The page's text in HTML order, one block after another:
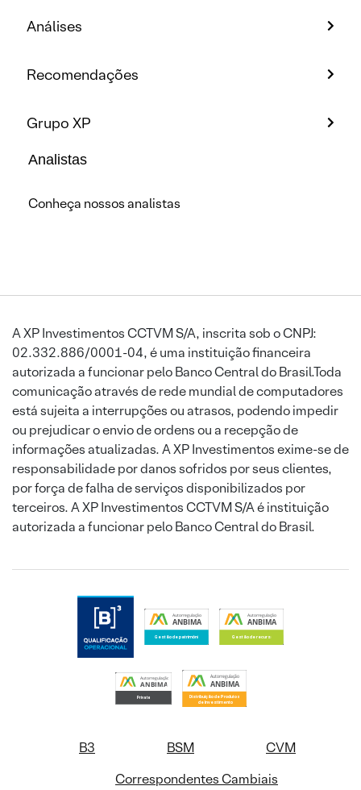
Análises
Recomendações
Grupo XP
Analistas
Conheça nossos analistas
A XP Investimentos CCTVM S/A, inscrita sob o CNPJ:
02.332.886/0001-04, é uma instituição financeira
autorizada a funcionar pelo Banco Central do Brasil.Toda
comunicação através de rede mundial de computadores
está sujeita a interrupções ou atrasos, podendo impedir
ou prejudicar o envio de ordens ou a recepção de
informações atualizadas. A XP Investimentos exime-se de
responsabilidade por danos sofridos por seus clientes,
por força de falha de serviços disponibilizados por
terceiros. A XP Investimentos CCTVM S/A é instituição
autorizada a funcionar pelo Banco Central do Brasil.
B3 BSM
CVM
Correspondentes Cambiais